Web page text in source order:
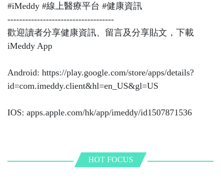
#iMeddy #線上醫療平台 #健康資訊
------------------------------------
歡迎讀者分享健康資訊、留言及分享貼文，下載
iMeddy App
Android: https://play.google.com/store/apps/details?
id=com.imeddy.client&hl=en_US&gl=US
IOS: apps.apple.com/hk/app/imeddy/id1507871536
HOT FOCUS